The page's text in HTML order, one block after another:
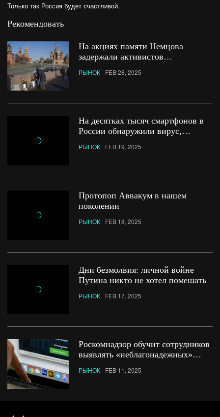
Только так Россия будет счастливой.
Рекомендовать
На акциях памяти Немцова
задержали активистов
РЫНОК FEB 28, 2025
На десятках тысяч смартфонов в
России обнаружили вирус,
РЫНОК FEB 19, 2025
Протопоп Аввакум в нашем
поколении
РЫНОК FEB 18, 2025
Дни безмолвия: личной войне
Путина никто не хотел помешать
РЫНОК FEB 17, 2025
Роскомнадзор обучит сотрудников
выявлять «неблагонадежных»
РЫНОК FEB 11, 2025